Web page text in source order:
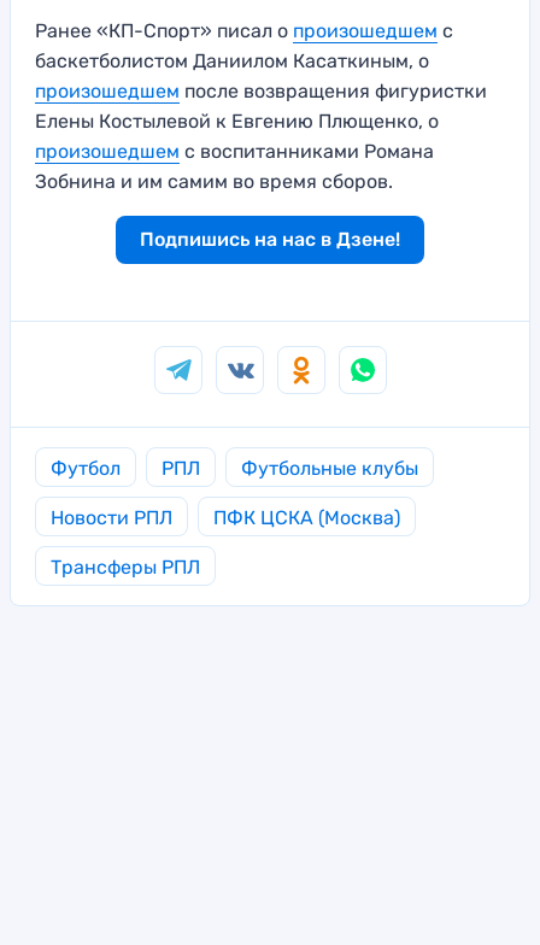
Ранее «КП-Спорт» писал о произошедшем с
баскетболистом Даниилом Касаткиным, о
произошедшем после возвращения фигуристки
Елены Костылевой к Евгению Плющенко, о
произошедшем с воспитанниками Романа
Зобнина и им самим во время сборов.
Подпишись на нас в Дзене!
Футбол РПЛ Футбольные клубы
Новости РПЛ ПФК ЦСКА (Москва)
Трансферы РПЛ